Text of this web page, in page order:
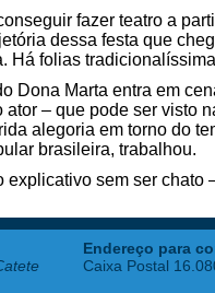
fazer teatro a
dessa festa que
Há folias
Dona Marta entra em
ator – que pode ser visto
alegoria em torno do
brasileira, trabalhou.
explicativo sem ser chato
Endereço para
Caixa Postal